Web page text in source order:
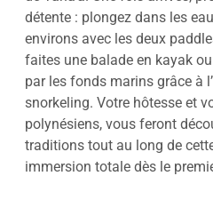
détente : plongez dans les
environs avec les deux
faites une balade en kayak
par les fonds marins grâce à
snorkeling. Votre hôtesse et
polynésiens, vous feront
traditions tout au long de
immersion totale dès le